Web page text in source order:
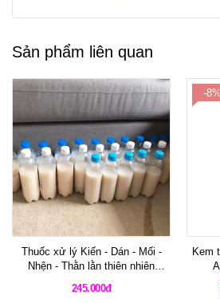
Sản phẩm liên quan
Thuốc xử lý Kiến - Dán - Mối -
Nhện - Thằn lằn thiên nhiên
245.000đ
-8%
Kem